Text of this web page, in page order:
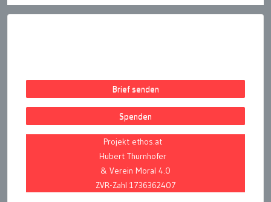
Brief senden
Spenden
Projekt ethos.at
Hubert Thurnhofer
& Verein Moral 4.0
ZVR-Zahl 1736362407